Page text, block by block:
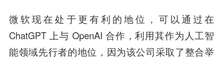
微软现在处于更有利的地位，可以通过在
ChatGPT 上与 OpenAI 合作，利用其作为人工智
能领域先行者的地位，因为该公司采取了整合举